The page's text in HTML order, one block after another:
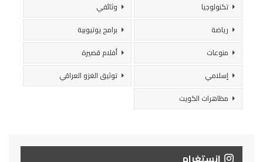
تكنولوجيا
وثائقي
رياضة
برامج يوتيوبية
منوعات
أفلام قصيرة
إسلامي
توثيق الغزو العراقي
مظاهرات الكويت
انستغرام